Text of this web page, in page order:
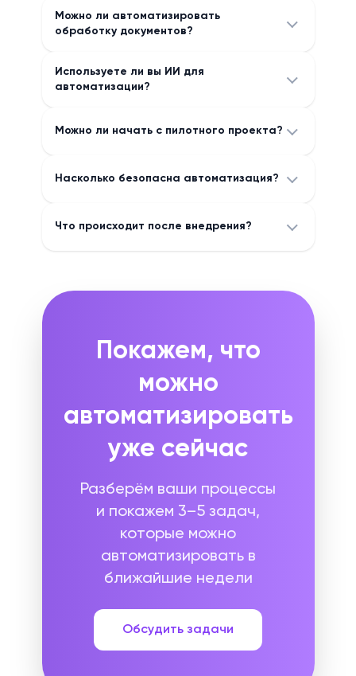
Можно ли автоматизировать
обработку документов?
Используете ли вы ИИ для
автоматизации?
Можно ли начать с пилотного проекта?
Насколько безопасна автоматизация?
Что происходит после внедрения?
Покажем, что
можно
автоматизировать
уже сейчас
Разберём ваши процессы
и покажем 3–5 задач,
которые можно
автоматизировать в
ближайшие недели
Обсудить задачи